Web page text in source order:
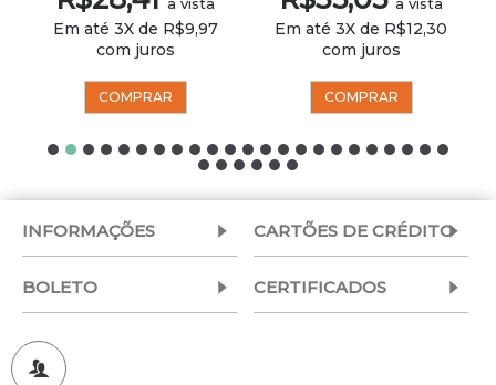
Em até 3X de R$9,97
com juros
COMPRAR
Em até 3X de R$12,30
com juros
COMPRAR
INFORMAÇÕES CARTÕES DE CRÉDITO
BOLETO CERTIFICADOS